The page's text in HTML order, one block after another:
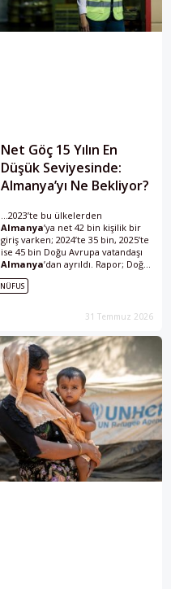
Net Göç 15 Yılın En
Düşük Seviyesinde:
Almanya’yı Ne Bekliyor?
...2023’te bu ülkelerden
Almanya’ya net 42 bin kişilik bir
giriş varken; 2024’te 35 bin, 2025’te
ise 45 bin Doğu Avrupa vatandaşı
Almanya’dan ayrıldı. Rapor; Doğu
Avrupa’daki ekonomik
kalkınmanın,
NÜFUS
31 Temmuz 2026